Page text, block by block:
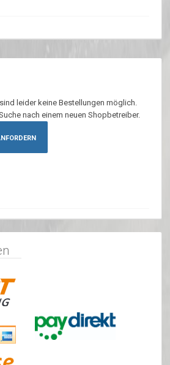
leider keine Bestellungen möglich.
nach einem neuen Shopbetreiber.